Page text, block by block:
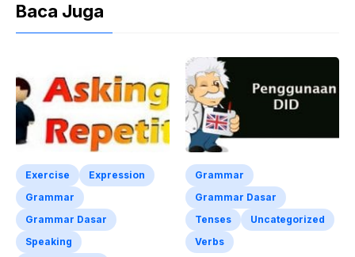
Baca Juga
Exercise
Expression
Grammar
Grammar Dasar
Speaking
Grammar
Grammar Dasar
Tenses
Uncategorized
Verbs